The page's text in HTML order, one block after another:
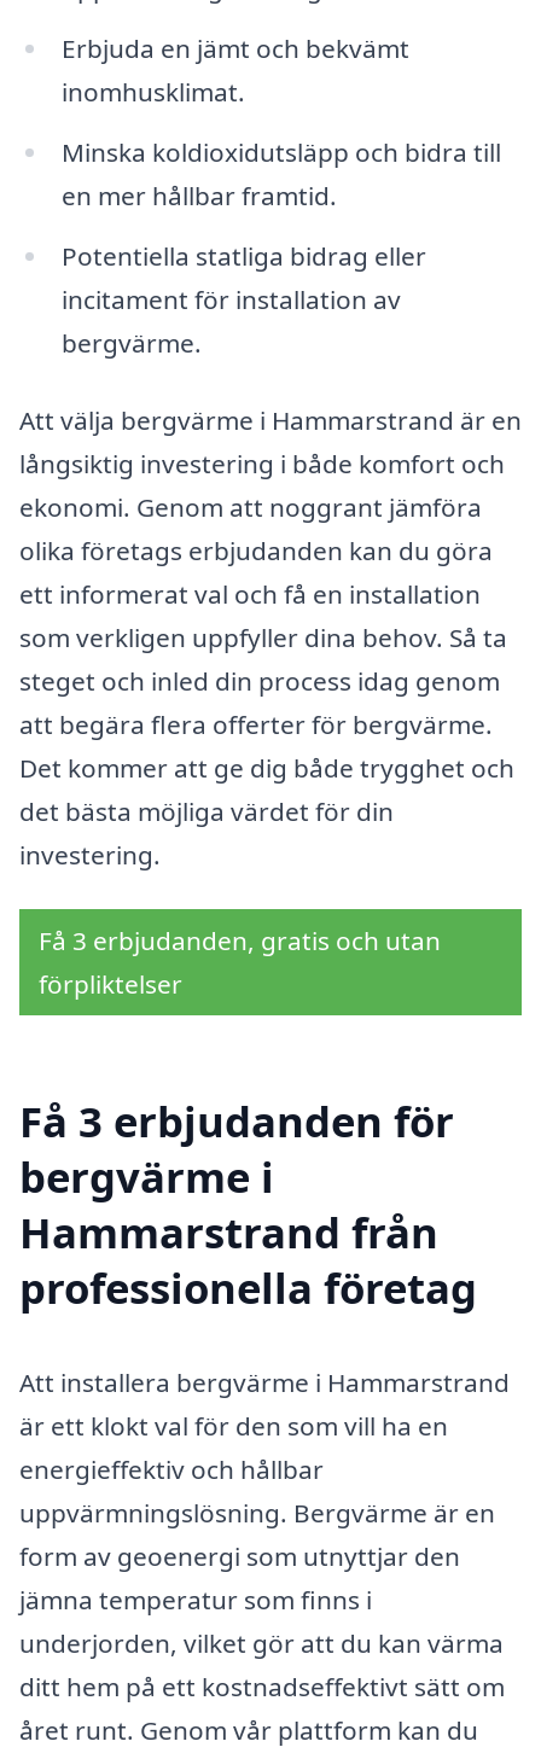
Erbjuda en jämt och bekvämt
inomhusklimat.
Minska koldioxidutsläpp och bidra till
en mer hållbar framtid.
Potentiella statliga bidrag eller
incitament för installation av
bergvärme.
Att välja bergvärme i Hammarstrand är en
långsiktig investering i både komfort och
ekonomi. Genom att noggrant jämföra
olika företags erbjudanden kan du göra
ett informerat val och få en installation
som verkligen uppfyller dina behov. Så ta
steget och inled din process idag genom
att begära flera offerter för bergvärme.
Det kommer att ge dig både trygghet och
det bästa möjliga värdet för din
investering.
Få 3 erbjudanden, gratis och utan
förpliktelser
Få 3 erbjudanden för
bergvärme i
Hammarstrand från
professionella företag
Att installera bergvärme i Hammarstrand
är ett klokt val för den som vill ha en
energieffektiv och hållbar
uppvärmningslösning. Bergvärme är en
form av geoenergi som utnyttjar den
jämna temperatur som finns i
underjorden, vilket gör att du kan värma
ditt hem på ett kostnadseffektivt sätt om
året runt. Genom vår plattform kan du